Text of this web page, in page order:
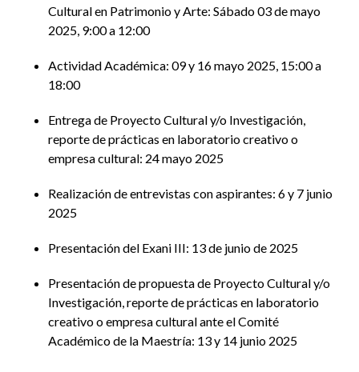
Cultural en Patrimonio y Arte: Sábado 03 de mayo
2025, 9:00 a 12:00
Actividad Académica: 09 y 16 mayo 2025, 15:00 a
18:00
Entrega de Proyecto Cultural y/o Investigación,
reporte de prácticas en laboratorio creativo o
empresa cultural: 24 mayo 2025
Realización de entrevistas con aspirantes: 6 y 7 junio
2025
Presentación del Exani III: 13 de junio de 2025
Presentación de propuesta de Proyecto Cultural y/o
Investigación, reporte de prácticas en laboratorio
creativo o empresa cultural ante el Comité
Académico de la Maestría: 13 y 14 junio 2025